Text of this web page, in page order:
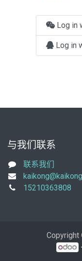
Log in
Log in
与我们联系
联系我们
15210363808
Copyright